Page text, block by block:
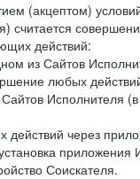
(акцептом)
считается
действий:
из Сайтов
любых
Исполнителя (в
действий через
приложения
Соискателя.